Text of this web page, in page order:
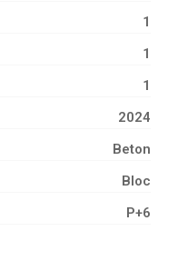
1
1
1
2024
Beton
Bloc
P+6